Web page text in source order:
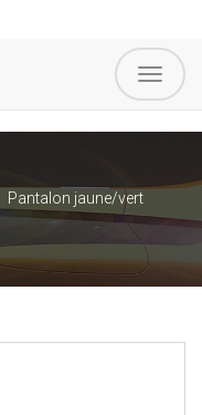
Pantalon jaune/vert